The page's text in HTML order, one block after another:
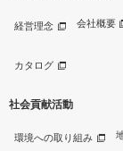
経営理念 会社概要
カタログ
社会貢献活動
環境への取り組み